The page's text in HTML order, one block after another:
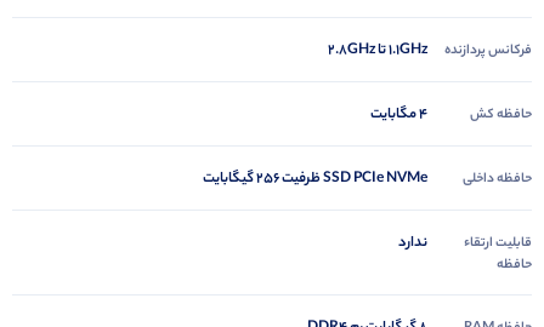
فرکانس پردازنده 1.1GHz تا 2.8GHz
حافظه کش 4 مگابایت
حافظه داخلی SSD PCIe NVMe ظرفیت 256 گیگابایت
قابلیت ارتقاء
حافظه
ندارد